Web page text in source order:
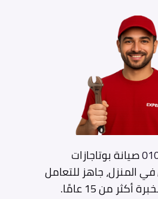
صيانة بوتاجازات
المنزل، جاهز للتعامل
من 15 عامًا.